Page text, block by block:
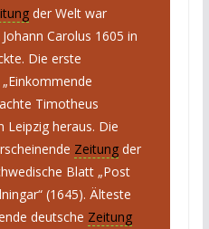
der Welt war
Carolus 1605 in
Die erste
Timotheus
Leipzig heraus. Die
Zeitungder
Blatt „Post
(1645). Älteste
deutsche Zeitung